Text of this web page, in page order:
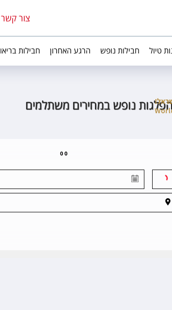
צור קשר
טיול חבילות נופש הרגע האחרון חבילות
נופש במחירים משתלמים
0
0